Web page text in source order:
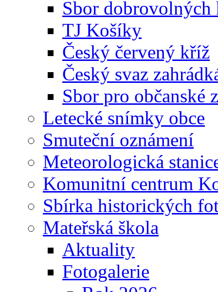
Sbor dobrovolných
TJ Košíky
Český červený kříž
Český svaz
Sbor pro občanské
Letecké snímky obce
Smuteční oznámení
Meteorologická
Komunitní centrum
Sbírka historických
Mateřská škola
Aktuality
Fotogalerie